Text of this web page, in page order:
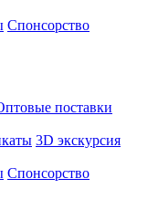
Спонсорство
поставки
3D экскурсия
Спонсорство